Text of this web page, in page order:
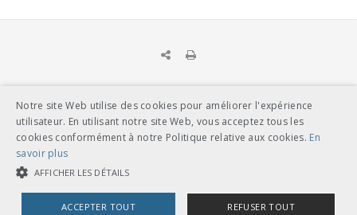
UNION DES TRANSPORTS PUBLICS
Dählhölzliweg 12
Tél. en contact direct avec l’équipe de l’UTP
info@utp.ch
Plan d'accès
Notre site Web utilise des cookies pour améliorer l'expérience
utilisateur. En utilisant notre site Web, vous acceptez tous les
cookies conformément à notre Politique relative aux cookies. En
savoir plus
AFFICHER LES DÉTAILS
ACCEPTER TOUT REFUSER TOUT